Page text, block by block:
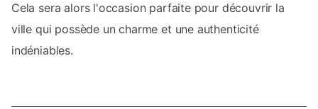
Cela sera alors l'occasion parfaite pour découvrir la
ville qui possède un charme et une authenticité
indéniables.